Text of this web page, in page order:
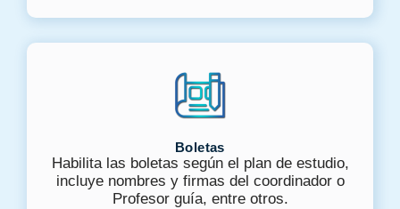
Boletas
Habilita las boletas según el plan de estudio,
incluye nombres y firmas del coordinador o
Profesor guía, entre otros.